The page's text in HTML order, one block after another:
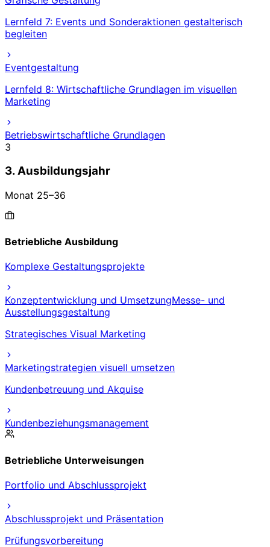
Lernfeld 7: Events und Sonderaktionen gestalterisch
begleiten
Eventgestaltung
Lernfeld 8: Wirtschaftliche Grundlagen im visuellen
Marketing
Betriebswirtschaftliche Grundlagen
3
3. Ausbildungsjahr
Monat 25–36
Betriebliche Ausbildung
Komplexe Gestaltungsprojekte
Konzeptentwicklung und UmsetzungMesse- und
Ausstellungsgestaltung
Strategisches Visual Marketing
Marketingstrategien visuell umsetzen
Kundenbetreuung und Akquise
Kundenbeziehungsmanagement
Betriebliche Unterweisungen
Portfolio und Abschlussprojekt
Abschlussprojekt und Präsentation
Prüfungsvorbereitung